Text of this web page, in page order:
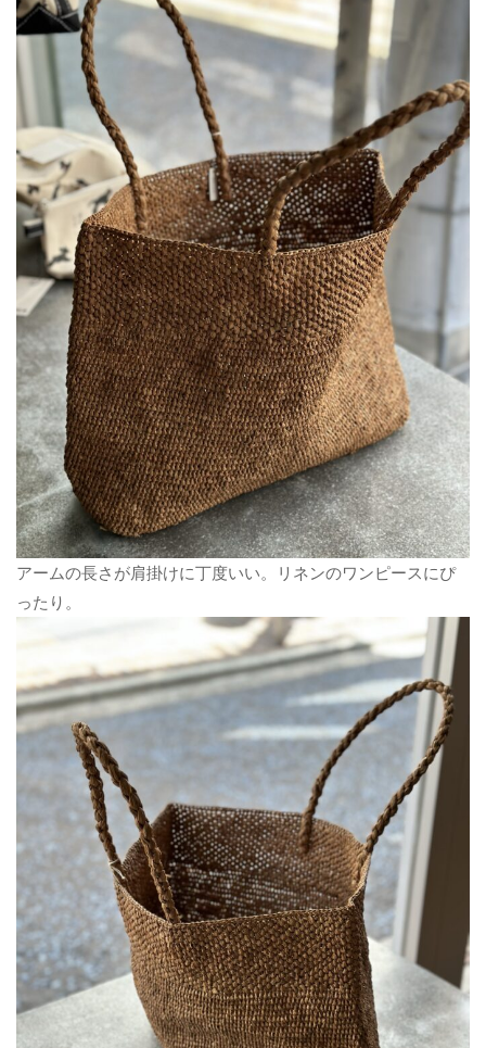
アームの長さが肩掛けに丁度いい。リネンのワンピースにぴ
ったり。